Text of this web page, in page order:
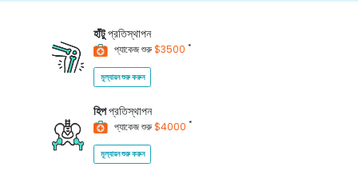
হাঁটুপ্রতিস্থাপন
প্যাকেজ শুরু$3500 *
মূল্যায়ন শুরু করুন
হিপপ্রতিস্থাপন
প্যাকেজ শুরু$4000 *
মূল্যায়ন শুরু করুন